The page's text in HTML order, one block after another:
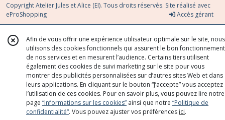
Copyright Atelier Jules et Alice (EI). Tous droits réservés. Site réalisé avec
eProShopping
Accès gérant
Afin de vous offrir une expérience utilisateur optimale sur le site, nous
utilisons des cookies fonctionnels qui assurent le bon fonctionnement
de nos services et en mesurent l’audience. Certains tiers utilisent
également des cookies de suivi marketing sur le site pour vous
montrer des publicités personnalisées sur d’autres sites Web et dans
leurs applications. En cliquant sur le bouton “J’accepte” vous acceptez
l’utilisation de ces cookies. Pour en savoir plus, vous pouvez lire notre
page “Informations sur les cookies” ainsi que notre “Politique de
confidentialité“. Vous pouvez ajuster vos préférences ici.